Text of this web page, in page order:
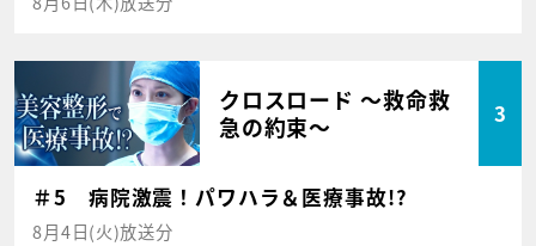
クロスロード ～救命救
急の約束～
3
＃5 病院激震！パワハラ＆医療事故!?
8月4日(火)放送分